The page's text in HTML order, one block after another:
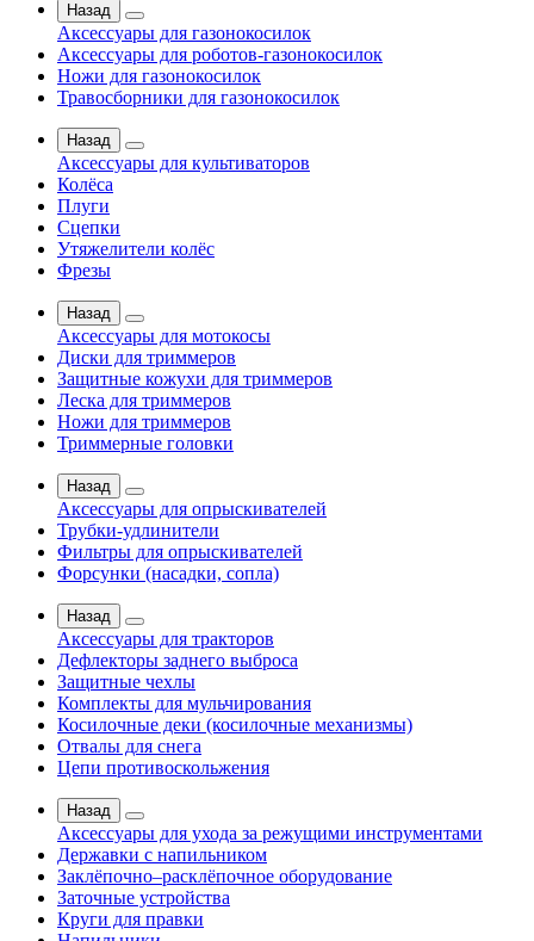
Назад
Аксессуары для газонокосилок
Аксессуары для роботов-газонокосилок
Ножи для газонокосилок
Травосборники для газонокосилок
Назад
Аксессуары для культиваторов
Колёса
Плуги
Сцепки
Утяжелители колёс
Фрезы
Назад
Аксессуары для мотокосы
Диски для триммеров
Защитные кожухи для триммеров
Леска для триммеров
Ножи для триммеров
Триммерные головки
Назад
Аксессуары для опрыскивателей
Трубки-удлинители
Фильтры для опрыскивателей
Форсунки (насадки, сопла)
Назад
Аксессуары для тракторов
Дефлекторы заднего выброса
Защитные чехлы
Комплекты для мульчирования
Косилочные деки (косилочные механизмы)
Отвалы для снега
Цепи противоскольжения
Назад
Аксессуары для ухода за режущими инструментами
Державки с напильником
Заклёпочно–расклёпочное оборудование
Заточные устройства
Круги для правки